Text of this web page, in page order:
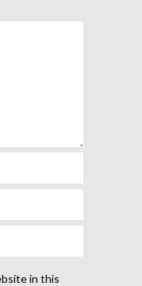
in this